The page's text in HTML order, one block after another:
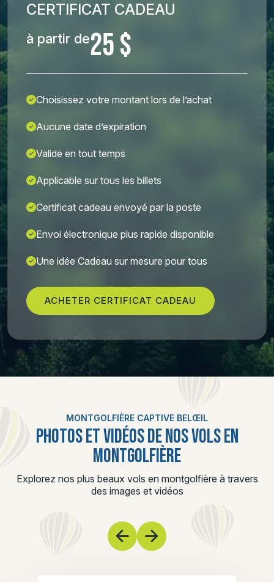
CERTIFICAT CADEAU
à partir de25 $
Choisissez votre montant lors de l’achat
Aucune date d’expiration
Valide en tout temps
Applicable sur tous les billets
Certificat cadeau envoyé par la poste
Envoi électronique plus rapide disponible
Une idée Cadeau sur mesure pour tous
ACHETER CERTIFICAT CADEAU
MONTGOLFIÈRE CAPTIVE BELŒIL
PHOTOS ET VIDÉOS DE NOS VOLS EN
MONTGOLFIÈRE
Explorez nos plus beaux vols en montgolfière à travers
des images et vidéos